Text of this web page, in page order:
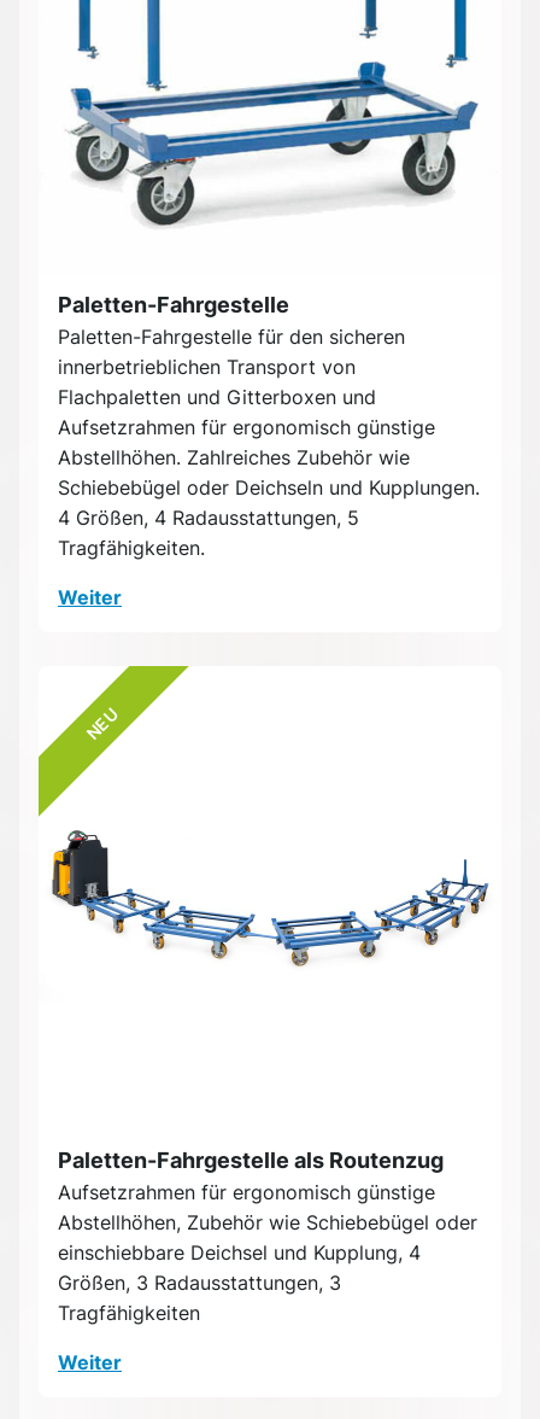
Paletten-Fahrgestelle
Paletten-Fahrgestelle für den sicheren
innerbetrieblichen Transport von
Flachpaletten und Gitterboxen und
Aufsetzrahmen für ergonomisch günstige
Abstellhöhen. Zahlreiches Zubehör wie
Schiebebügel oder Deichseln und Kupplungen.
4 Größen, 4 Radausstattungen, 5
Tragfähigkeiten.
Weiter
NEU
Paletten-Fahrgestelle als Routenzug
Aufsetzrahmen für ergonomisch günstige
Abstellhöhen, Zubehör wie Schiebebügel oder
einschiebbare Deichsel und Kupplung, 4
Größen, 3 Radausstattungen, 3
Tragfähigkeiten
Weiter